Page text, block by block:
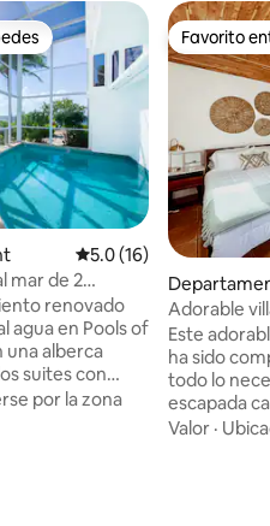
entre huéspedes
Calificación promedio:
5.0 (16)
mar de 2
con
renovado
agua en Pools of
una alberca
suites con
al agua. La
por la zona
Favorito
Favorito
yman
Adorable
Este
ha sido
todo lo
escapada
Cove está
Valor ·